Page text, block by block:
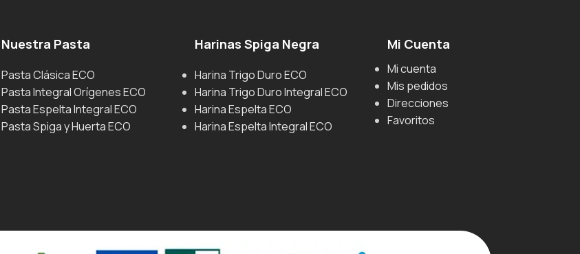
Nuestra Pasta
Pasta Clásica ECO
Pasta Integral Orígenes ECO
Pasta Espelta Integral ECO
Pasta Spiga y Huerta ECO
Harinas Spiga Negra
Harina Trigo Duro ECO
Harina Trigo Duro Integral ECO
Harina Espelta ECO
Harina Espelta Integral ECO
Mi Cuenta
Mi cuenta
Mis pedidos
Direcciones
Favoritos